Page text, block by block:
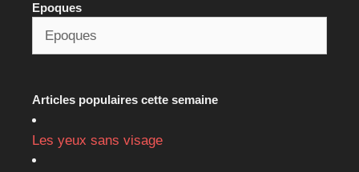
Epoques
Articles populaires cette semaine
Les yeux sans visage